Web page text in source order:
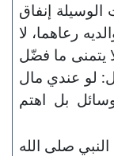
الوسيلة إنفاق
رعاهما، لا
يتمنى ما فضّل
لو عندي مال
بل اهتم
النبي صلى الله